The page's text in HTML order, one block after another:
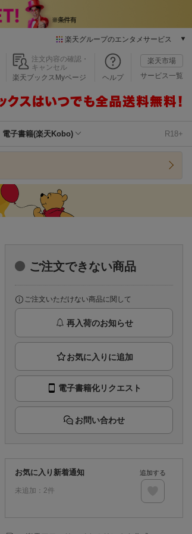
楽天グループのエンタメサービス
本/ゲーム/CD/DVD
楽天ブックス
楽天Kobo
楽天チケット
エンタメニュース
推し楽
注文内容の確認・
キャンセル
楽天ブックスMyページ
ヘルプ
楽天市場
サービス一覧
電子書籍(楽天Kobo) R18+
ご注文できない商品
ご注文いただけない商品に関して
再入荷のお知らせ
電子書籍化リクエスト
お問い合わせ
お気に入り新着通知
未追加： 2件
追加する